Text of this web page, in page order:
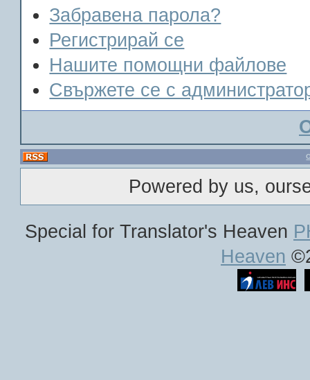
Забравена парола?
Регистрирай се
Нашите помощни файлове
Свържете се с
Powered by us,
Special for Translator's Heaven
Heaven